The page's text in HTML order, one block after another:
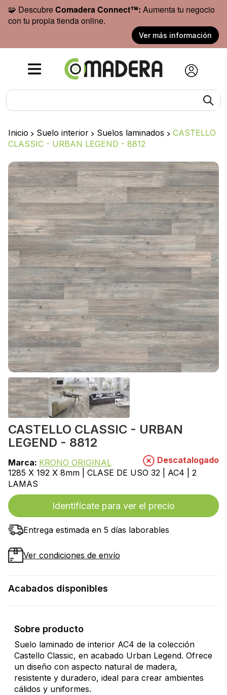
🧩 DescubreComadera Connect™: Aumenta tu negocio
con tu propia tienda online.
Ver más información
Inicio > Suelo interior > Suelos laminados > CASTELLO
CLASSIC - URBAN LEGEND - 8812
CASTELLO CLASSIC - URBAN
LEGEND - 8812
Marca: KRONO ORIGINAL
Descatalogado
1285 X 192 X 8mm | CLASE DE USO 32 | AC4 | 2
LAMAS
Identifícate para ver el precio
Entrega estimada en 5 días laborables
Ver condiciones de envío
Acabados disponibles
Sobre producto
Suelo laminado de interior AC4 de la colección
Castello Classic, en acabado Urban Legend. Ofrece
un diseño con aspecto natural de madera,
resistente y duradero, ideal para crear ambientes
cálidos y uniformes.